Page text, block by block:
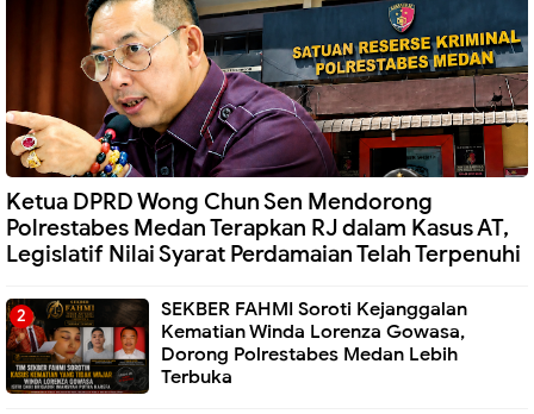
Ketua DPRD Wong Chun Sen Mendorong
Polrestabes Medan Terapkan RJ dalam Kasus AT,
Legislatif Nilai Syarat Perdamaian Telah Terpenuhi
SEKBER FAHMI Soroti Kejanggalan
Kematian Winda Lorenza Gowasa,
Dorong Polrestabes Medan Lebih
Terbuka